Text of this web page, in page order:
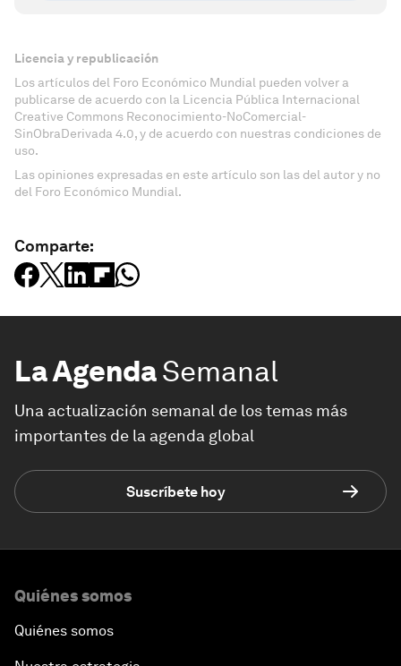
Licencia y republicación
Los artículos del Foro Económico Mundial pueden volver a
publicarse de acuerdo con la Licencia Pública Internacional
Creative Commons Reconocimiento-NoComercial-
SinObraDerivada 4.0, y de acuerdo con nuestras condiciones de
uso.
Las opiniones expresadas en este artículo son las del autor y no
del Foro Económico Mundial.
Comparte:
La AgendaSemanal
Una actualización semanal de los temas más
importantes de la agenda global
Suscríbete hoy
Quiénes somos
Quiénes somos